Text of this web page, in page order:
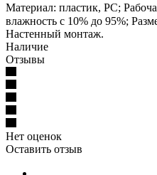
Материал: пластик, PC;
влажность с 10% до 95%;
Настенный монтаж.
Наличие
Отзывы
Нет оценок
Оставить отзыв